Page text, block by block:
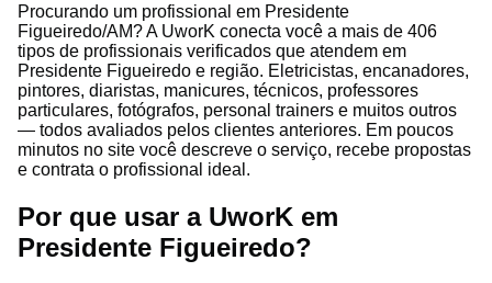
Procurando um profissional em Presidente
Figueiredo/AM? A UworK conecta você a mais de 406
tipos de profissionais verificados que atendem em
Presidente Figueiredo e região. Eletricistas, encanadores,
pintores, diaristas, manicures, técnicos, professores
particulares, fotógrafos, personal trainers e muitos outros
— todos avaliados pelos clientes anteriores. Em poucos
minutos no site você descreve o serviço, recebe propostas
e contrata o profissional ideal.
Por que usar a UworK em
Presidente Figueiredo?